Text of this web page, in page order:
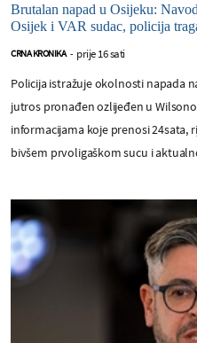
Brutalan napad u Osijeku:
Osijek i VAR sudac, policija
CRNA KRONIKA - prije 16 sati
Policija istražuje okolnosti napada
jutros pronađen ozlijeđen u
informacijama koje prenosi 24sata,
bivšem prvoligaškom sucu i